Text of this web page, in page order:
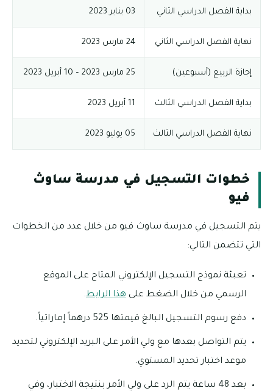
بداية الفصل الدراسي الثاني 03 يناير 2023
نهاية الفصل الدراسي الثاني 24 مارس 2023
إجازة الربيع (أسبوعين) 25 مارس 2023 – 10 أبريل 2023
بداية الفصل الدراسي الثالث 11 أبريل 2023
نهاية الفصل الدراسي الثالث 05 يوليو 2023
خطوات التسجيل في مدرسة ساوث
فيو
يتم التسجيل في مدرسة ساوث فيو من خلال عدد من الخطوات
التي تتضمن التالي:
تعبئة نموذج التسجيل الإلكتروني المتاح على الموقع
الرسمي من خلال الضغط على هذا الرابط.
دفع رسوم التسجيل البالغ قيمتها 525 درهماً إماراتياً.
يتم التواصل بعدها مع ولي الأمر على البريد الإلكتروني لتحديد
موعد اختبار تحديد المستوي.
بعد 48 ساعة يتم الرد على ولي الأمر بنتيجة الاختبار، وفي